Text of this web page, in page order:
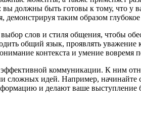
должны быть готовы к тому, что у
таким образом
слов и стиля общения, чтобы
общий язык, проявлять
контекста и умение вовремя
коммуникации. К ним
идей. Например, начинайте
и делают ваше